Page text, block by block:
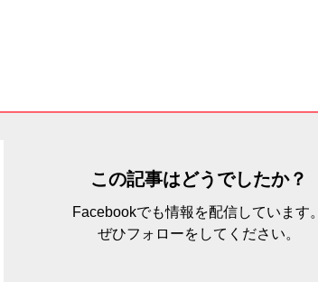
この記事はどうでしたか？
Facebookでも情報を配信しています。
ぜひフォローをしてください。